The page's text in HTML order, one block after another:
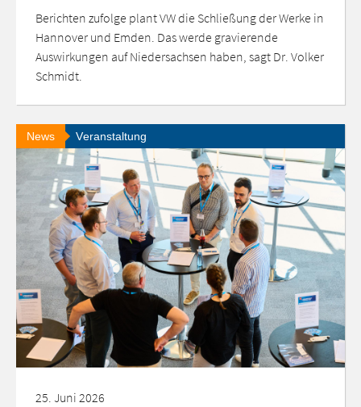
Berichten zufolge plant VW die Schließung der Werke in
Hannover und Emden. Das werde gravierende
Auswirkungen auf Niedersachsen haben, sagt Dr. Volker
Schmidt.
News Veranstaltung
25. Juni 2026